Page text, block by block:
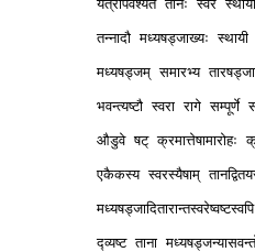
यत्रोपवेश्यते तानः स्वरे
तन्नादौ मध्यषड्जाख्यः स्थायी
मध्यषड्जम् समारभ्य
भवन्त्यष्टौ स्वरा रागे सम्पूर्णे
औडुवे षट् क्रमात्तेषामारोहः
एकैकस्य स्वरस्यैषाम्
द्व्यष्ट ताना